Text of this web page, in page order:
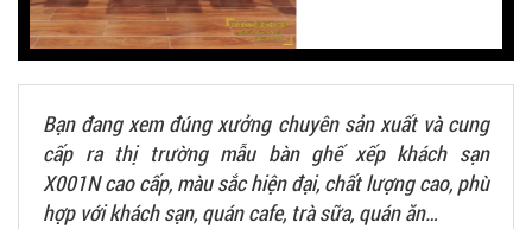
Bạn đang xem đúng xưởng chuyên sản xuất và cung
cấp ra thị trường mẫu bàn ghế xếp khách sạn
X001N cao cấp, màu sắc hiện đại, chất lượng cao, phù
hợp với khách sạn, quán cafe, trà sữa, quán ăn…